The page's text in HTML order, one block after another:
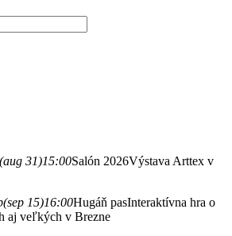
(aug 31)15:00Salón 2026Výstava Arttex v
(sep 15)16:00Hugáň pasInteraktívna hra o
aj veľkých v Brezne